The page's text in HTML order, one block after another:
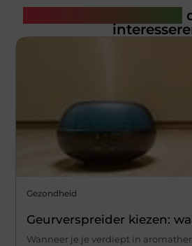
Gezondheid
Geurverspreider kiezen:
Wanneer je je verdiept in